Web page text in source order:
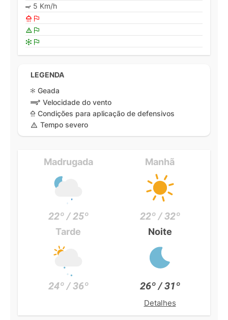
5 Km/h
LEGENDA
Geada
Velocidade do vento
Condições para aplicação de defensivos
Tempo severo
Madrugada
22º / 25º
Manhã
22º / 32º
Tarde
24º / 36º
Noite
26º / 31º
Detalhes